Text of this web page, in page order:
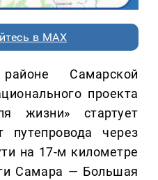
в MAX
Самарской
проекта
жизни» стартует
путепровода через
на 17-м километре
Самара — Большая